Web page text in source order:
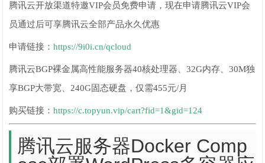
腾讯云开放渠道特邀VIP会员免费申请，现在申请腾讯云VIP会
员通过后可享腾讯云全部产品永久优惠
申请链接：https://9i0i.cn/qcloud
腾讯云BGP裸金属高性能服务器40核处理器、32G内存、30M独
享BGP大带宽、240G固态硬盘，仅需455元/月
购买链接：https://c.topyun.vip/cart?fid=1&gid=124
腾讯云服务器Docker Comp